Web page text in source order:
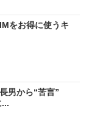
をお得に使うキ
男から“苦言”
...